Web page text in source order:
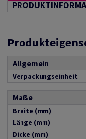
Allgemein
Verpackungseinheit
Maße
Breite (mm)
Länge (mm)
Dicke (mm)